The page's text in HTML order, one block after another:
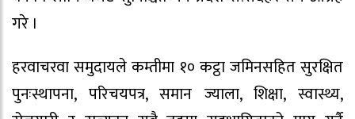
गरे ।
हरवाचरवा समुदायले कम्तीमा १० कट्ठा जमिनसहित सुरक्षित
पुनःस्थापना, परिचयपत्र, समान ज्याला, शिक्षा, स्वास्थ्य,